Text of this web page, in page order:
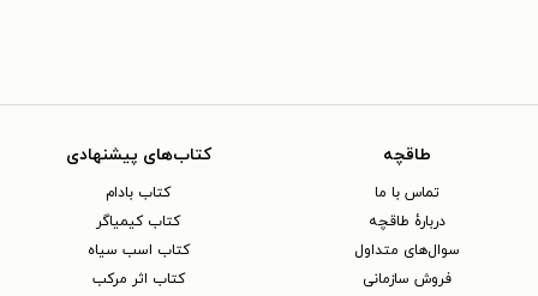
طاقچه
تماس با ما
دربارهٔ طاقچه
سوال‌های متداول
فروش سازمانی
کتاب‌های پیشنهادی
کتاب بادام
کتاب کیمیاگر
کتاب اسب سیاه
کتاب اثر مرکب